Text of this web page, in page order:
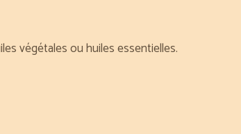
végétales ou huiles essentielles.